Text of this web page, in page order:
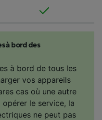
à bord des
à bord de tous les
vos appareils
cas où une autre
le service, la
ne peut pas